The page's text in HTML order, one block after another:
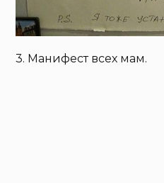
3. Манифест всех мам.